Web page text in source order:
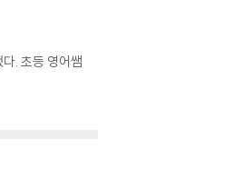
. 초등 영어쌤